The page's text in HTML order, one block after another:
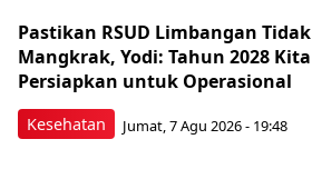
Kesehatan
Pastikan RSUD Limbangan Tidak
Mangkrak, Yodi: Tahun 2028 Kita
Persiapkan untuk Operasional
Jumat, 7 Agu 2026 - 19:48